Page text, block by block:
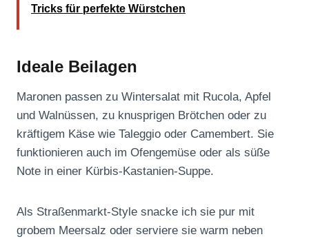
Tricks für perfekte Würstchen
Ideale Beilagen
Maronen passen zu Wintersalat mit Rucola, Apfel
und Walnüssen, zu knusprigen Brötchen oder zu
kräftigem Käse wie Taleggio oder Camembert. Sie
funktionieren auch im Ofengemüse oder als süße
Note in einer Kürbis-Kastanien-Suppe.
Als Straßenmarkt-Style snacke ich sie pur mit
grobem Meersalz oder serviere sie warm neben